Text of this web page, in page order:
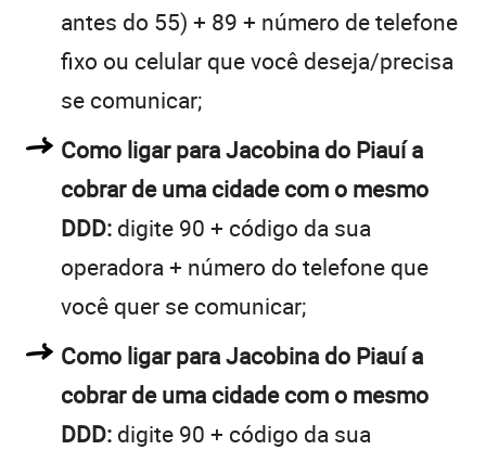
antes do 55) + 89 + número de telefone
fixo ou celular que você deseja/precisa
se comunicar;
Como ligar para Jacobina do Piauí a
cobrar de uma cidade com o mesmo
DDD: digite 90 + código da sua
operadora + número do telefone que
você quer se comunicar;
Como ligar para Jacobina do Piauí a
cobrar de uma cidade com o mesmo
DDD: digite 90 + código da sua